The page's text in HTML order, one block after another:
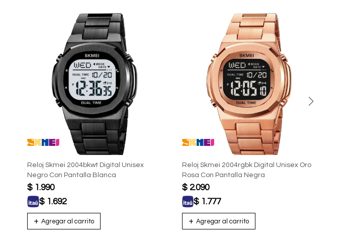
Reloj Skmei 2004bkwt Digital Unisex
Negro Con Pantalla Blanca
$ 1.990
$ 1.692
Reloj Skmei 2004rgbk Digital Unisex Oro
Rosa Con Pantalla Negra
$ 2.090
$ 1.777